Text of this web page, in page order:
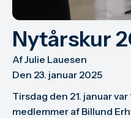
Nytårskur
Af Julie Lauesen
Den 23. januar 2025
Tirsdag den 21. januar
medlemmer af Billund